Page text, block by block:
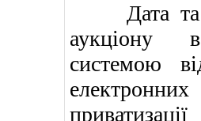
Дата та
аукціону
системою